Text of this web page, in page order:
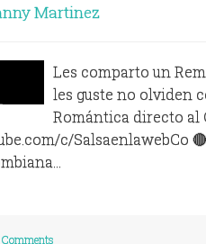
Martinez
Les comparto un
les guste no olviden
Romántica directo al
c/SalsaenlawebCo